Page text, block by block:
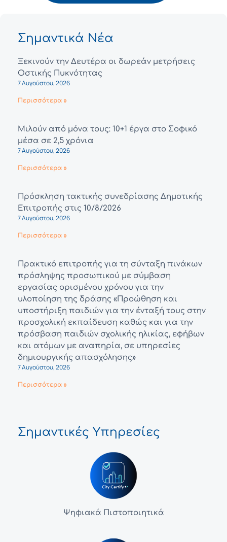
Σημαντικά Νέα
Ξεκινούν την Δευτέρα οι δωρεάν μετρήσεις
Οστικής Πυκνότητας
7 Αυγούστου, 2026
Περισσότερα »
Μιλούν από μόνα τους: 10+1 έργα στο Σοφικό
μέσα σε 2,5 χρόνια
7 Αυγούστου, 2026
Περισσότερα »
Πρόσκληση τακτικής συνεδρίασης Δημοτικής
Επιτροπής στις 10/8/2026
7 Αυγούστου, 2026
Περισσότερα »
Πρακτικό επιτροπής για τη σύνταξη πινάκων
πρόσληψης προσωπικού με σύμβαση
εργασίας ορισμένου χρόνου για την
υλοποίηση της δράσης «Προώθηση και
υποστήριξη παιδιών για την ένταξή τους στην
προσχολική εκπαίδευση καθώς και για την
πρόσβαση παιδιών σχολικής ηλικίας, εφήβων
και ατόμων με αναπηρία, σε υπηρεσίες
δημιουργικής απασχόλησης»
7 Αυγούστου, 2026
Περισσότερα »
Σημαντικές Υπηρεσίες
Ψηφιακά Πιστοποιητικά